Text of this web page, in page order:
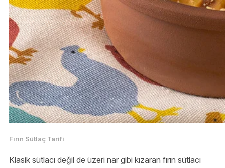
Fırın Sütlaç Tarifi
Klasik sütlacı değil de üzeri nar gibi kızaran fırın sütlacı